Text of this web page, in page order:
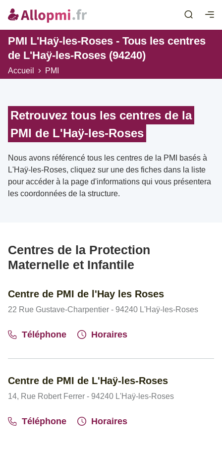
PMI L'Haÿ-les-Roses - Tous les centres
de L'Haÿ-les-Roses (94240)
Accueil PMI
Retrouvez tous les centres de la
PMI de L'Haÿ-les-Roses
Nous avons référencé tous les centres de la PMI basés à
L'Haÿ-les-Roses, cliquez sur une des fiches dans la liste
pour accéder à la page d'informations qui vous présentera
les coordonnées de la structure.
Centres de la Protection
Maternelle et Infantile
Centre de PMI de l'Hay les Roses
22 Rue Gustave-Charpentier - 94240 L'Haÿ-les-Roses
Téléphone Horaires
Centre de PMI de L'Haÿ-les-Roses
14, Rue Robert Ferrer - 94240 L'Haÿ-les-Roses
Téléphone Horaires